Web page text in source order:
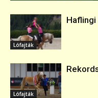
Lófajták
Haflingi
Lófajták